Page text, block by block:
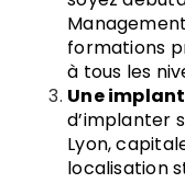
formations
à tous les
Une
d’implanter
Lyon,
localisation